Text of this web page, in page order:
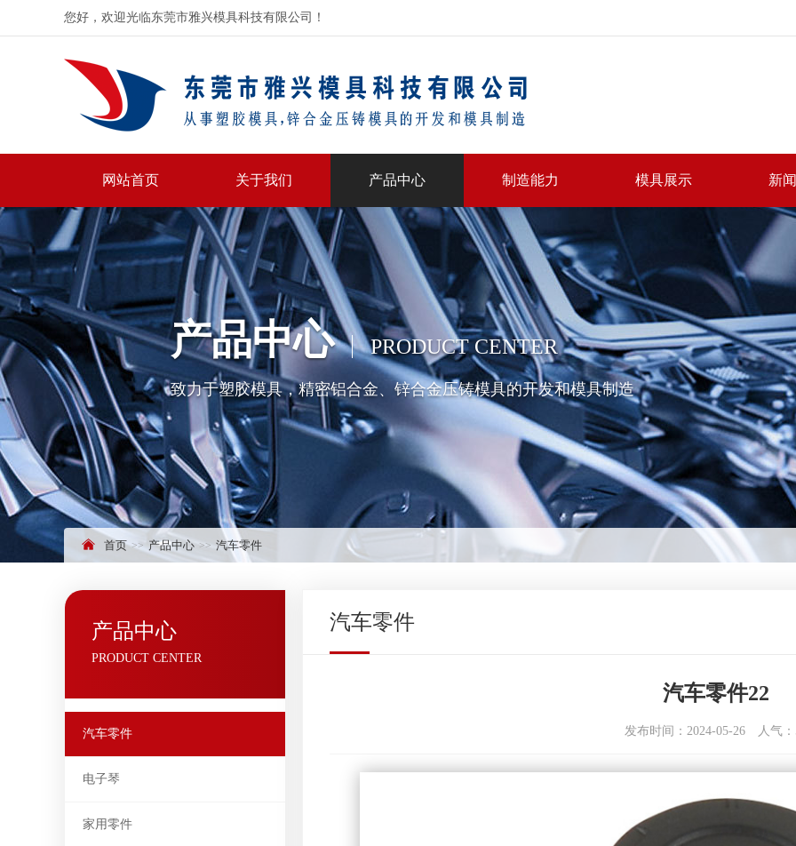
您好，欢迎光临东莞市雅兴模具科技有限公司！
网站首页 关于我们 产品中心 制造能力 模具展示 新
产品中心 PRODUCT CENTER
致力于塑胶模具，精密铝合金、锌合金压铸模具的开发和模具制造
首页 产品中心 汽车零件
产品中心
PRODUCT CENTER
汽车零件
电子琴
家用零件
汽车零件
汽车零件22
发布时间：2024-05-26 人气：